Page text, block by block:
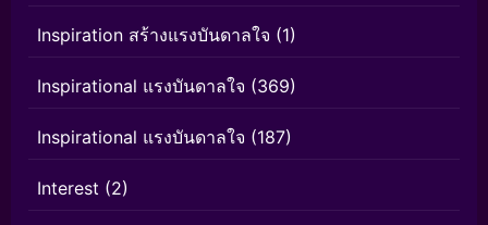
Inspiration สร้างแรงบันดาลใจ (1)
Inspirational แรงบันดาลใจ (369)
Inspirational แรงบันดาลใจ (187)
Interest (2)